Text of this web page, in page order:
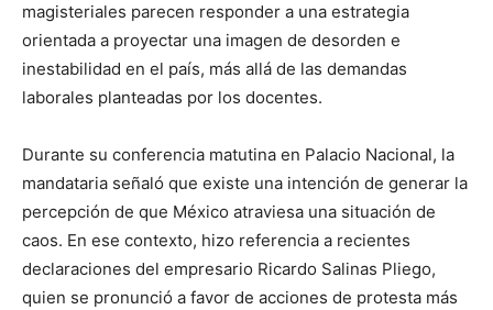
magisteriales parecen responder a una estrategia
orientada a proyectar una imagen de desorden e
inestabilidad en el país, más allá de las demandas
laborales planteadas por los docentes.
Durante su conferencia matutina en Palacio Nacional, la
mandataria señaló que existe una intención de generar la
percepción de que México atraviesa una situación de
caos. En ese contexto, hizo referencia a recientes
declaraciones del empresario Ricardo Salinas Pliego,
quien se pronunció a favor de acciones de protesta más